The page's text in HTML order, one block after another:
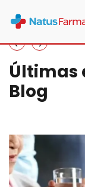
Últimas
Blog